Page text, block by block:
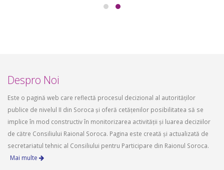
Despro Noi
Este o pagină web care reflectă procesul decizional al autorităților
publice de nivelul II din Soroca și oferă cetățenilor posibilitatea să se
implice în mod constructiv în monitorizarea activității și luarea deciziilor
de către Consiliului Raional Soroca. Pagina este creată și actualizată de
secretariatul tehnic al Consiliului pentru Participare din Raionul Soroca.
Mai multe